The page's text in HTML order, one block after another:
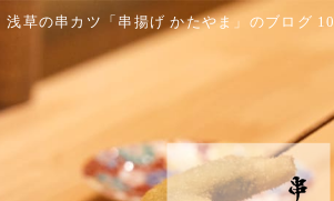
浅草の串カツ「串揚げ かたやま」のブログ